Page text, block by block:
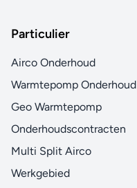
Particulier
Airco Onderhoud
Warmtepomp Onderhoud
Geo Warmtepomp
Onderhoudscontracten
Multi Split Airco
Werkgebied